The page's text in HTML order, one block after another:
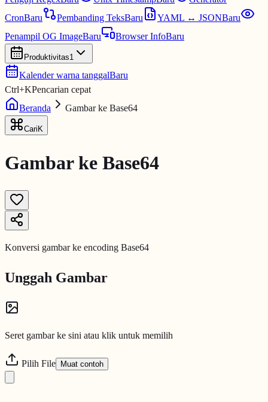
CronBaru Pembanding TeksBaru YAML ↔ JSONBaru
Penampil OG ImageBaru Browser InfoBaru
Produktivitas1
Kalender warna tanggalBaru
Ctrl+KPencarian cepat
Beranda
Gambar ke Base64
Cari K
Gambar ke Base64
Konversi gambar ke encoding Base64
Unggah Gambar
Seret gambar ke sini atau klik untuk memilih
Pilih File Muat contoh